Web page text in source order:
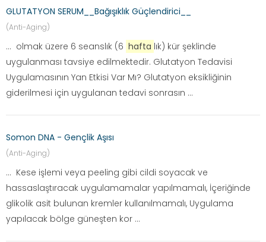
GLUTATYON SERUM__Bağışıklık Güçlendirici__
(Anti-Aging)
... olmak üzere 6 seanslık (6 hafta lık) kür şeklinde
uygulanması tavsiye edilmektedir. Glutatyon Tedavisi
Uygulamasının Yan Etkisi Var Mı? Glutatyon eksikliğinin
giderilmesi için uygulanan tedavi sonrasın ...
Somon DNA - Gençlik Aşısı
(Anti-Aging)
... Kese işlemi veya peeling gibi cildi soyacak ve
hassaslaştıracak uygulamamalar yapılmamalı, İçeriğinde
glikolik asit bulunan kremler kullanılmamalı, Uygulama
yapılacak bölge güneşten kor ...